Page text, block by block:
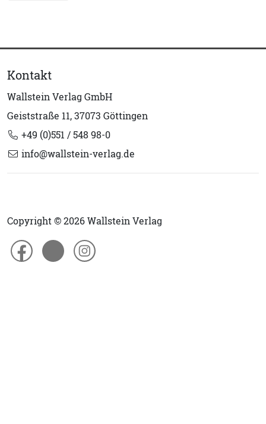
Kontakt
Wallstein Verlag GmbH
Geiststraße 11, 37073 Göttingen
+49 (0)551 / 548 98-0
info@wallstein-verlag.de
Copyright © 2026 Wallstein Verlag